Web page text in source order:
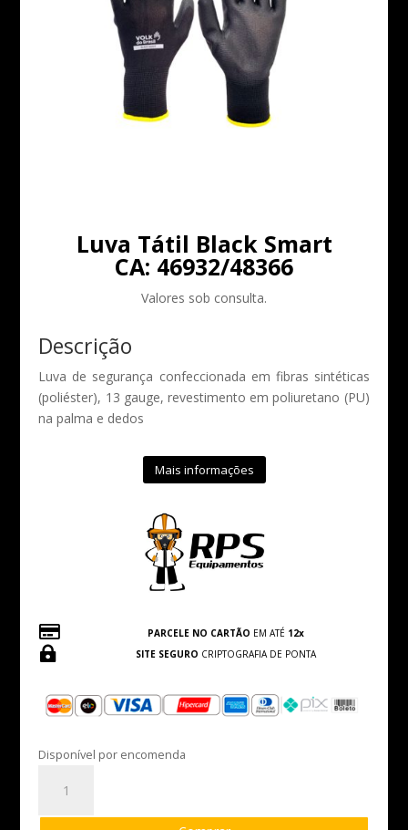
Luva Tátil Black Smart
CA: 46932/48366
Valores sob consulta.
Descrição
Luva de segurança confeccionada em fibras sintéticas
(poliéster), 13 gauge, revestimento em poliuretano (PU)
na palma e dedos
Mais informações
 PARCELE NO CARTÃO EM ATÉ 12x
 SITE SEGURO CRIPTOGRAFIA DE PONTA
Disponível por encomenda
Black